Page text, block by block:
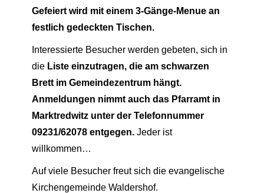
Gefeiert wird mit einem 3-Gänge-Menue an
festlich gedeckten Tischen.
Interessierte Besucher werden gebeten, sich in
die Liste einzutragen, die am schwarzen
Brett im Gemeindezentrum hängt.
Anmeldungen nimmt auch das Pfarramt in
Marktredwitz unter der Telefonnummer
09231/62078 entgegen. Jeder ist
willkommen…
Auf viele Besucher freut sich die evangelische
Kirchengemeinde Waldershof.